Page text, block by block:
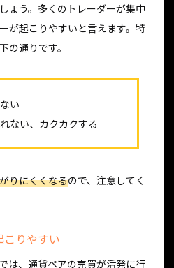
ょう。多くのトレーダーが集中
が起こりやすいと言えます。特
の通りです。
い
ない、カクカクする
りにくくなるので、注意してく
りやすい
は、通貨ペアの売買が活発に行